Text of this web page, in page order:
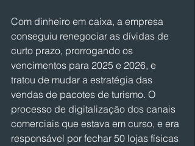
Com dinheiro em caixa, a empresa
conseguiu renegociar as dívidas de
curto prazo, prorrogando os
vencimentos para 2025 e 2026, e
tratou de mudar a estratégia das
vendas de pacotes de turismo. O
processo de digitalização dos canais
comerciais que estava em curso, e era
responsável por fechar 50 lojas físicas